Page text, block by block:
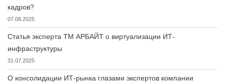
кадров?
07.08.2025
Статья эксперта ТМ АРБАЙТ о виртуализации ИТ-
инфраструктуры
31.07.2025
О консолидации ИТ-рынка глазами экспертов компании